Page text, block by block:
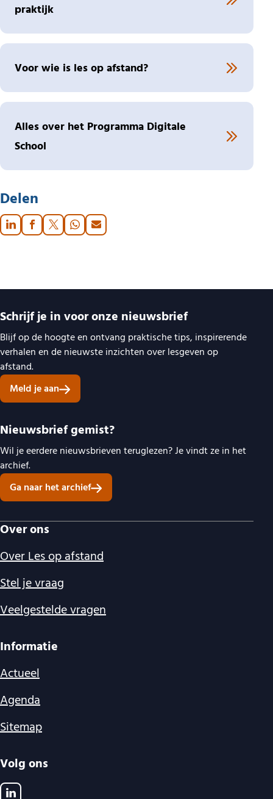
praktijk
Voor wie is les op afstand?
Alles over het Programma Digitale
School
Delen
Schrijf je in voor onze nieuwsbrief
Blijf op de hoogte en ontvang praktische tips, inspirerende
verhalen en de nieuwste inzichten over lesgeven op
afstand.
Meld je aan
Nieuwsbrief gemist?
Wil je eerdere nieuwsbrieven teruglezen? Je vindt ze in het
archief.
Ga naar het archief
Belangrijke links
Over ons
Over Les op afstand
Stel je vraag
Veelgestelde vragen
Informatie
Actueel
Agenda
Sitemap
Volg ons